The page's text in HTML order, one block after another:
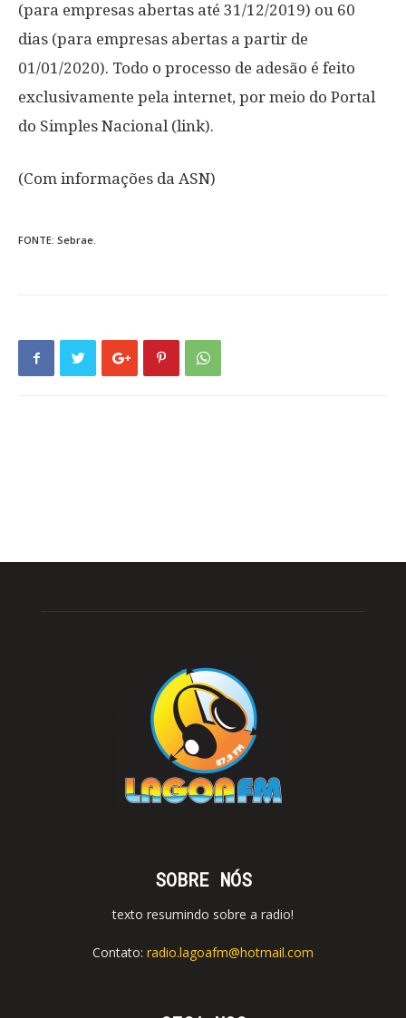
(para empresas abertas até 31/12/2019) ou 60
dias (para empresas abertas a partir de
01/01/2020). Todo o processo de adesão é feito
exclusivamente pela internet, por meio do Portal
do Simples Nacional (link).
(Com informações da ASN)
FONTE: Sebrae.
SOBRE NÓS
texto resumindo sobre a radio!
Contato: radio.lagoafm@hotmail.com